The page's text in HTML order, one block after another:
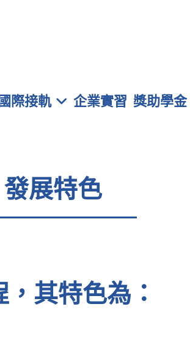
國際接軌 企業實習 獎助學金
發展特色
其特色為：